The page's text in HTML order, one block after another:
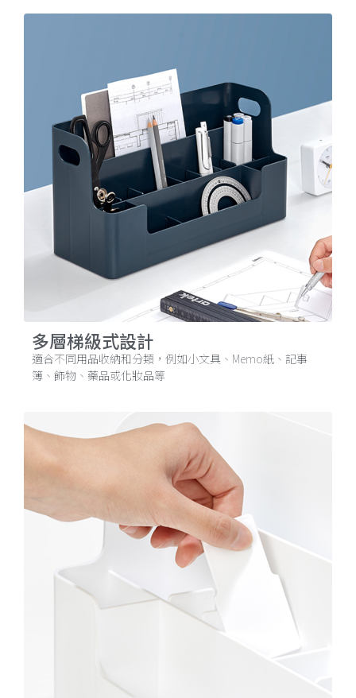
多層梯級式設計
適合不同用品收納和分類，例如小文具、Memo紙、記事
簿、飾物、藥品或化妝品等